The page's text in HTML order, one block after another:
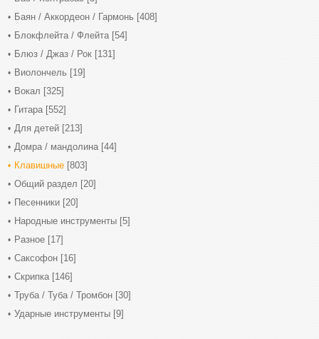
Баян / Аккордеон / Гармонь [408]
Блокфлейта / Флейта [54]
Блюз / Джаз / Рок [131]
Виолончель [19]
Вокал [325]
Гитара [552]
Для детей [213]
Домра / мандолина [44]
Клавишные [803]
Общий раздел [20]
Песенники [20]
Народные инструменты [5]
Разное [17]
Саксофон [16]
Скрипка [146]
Труба / Туба / Тромбон [30]
Ударные инструменты [9]